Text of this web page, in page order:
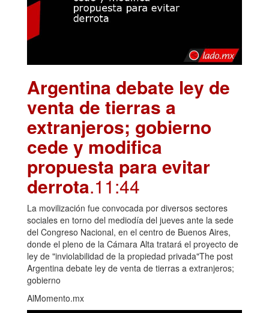
Argentina debate ley de
venta de tierras a
extranjeros; gobierno
cede y modifica
propuesta para evitar
derrota.11:44
La movilización fue convocada por diversos sectores
sociales en torno del mediodía del jueves ante la sede
del Congreso Nacional, en el centro de Buenos Aires,
donde el pleno de la Cámara Alta tratará el proyecto de
ley de "inviolabilidad de la propiedad privada"The post
Argentina debate ley de venta de tierras a extranjeros;
gobierno
AlMomento.mx